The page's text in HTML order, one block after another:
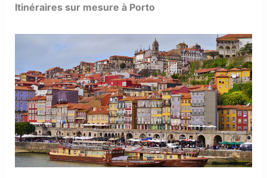
Itinéraires sur mesure à Porto